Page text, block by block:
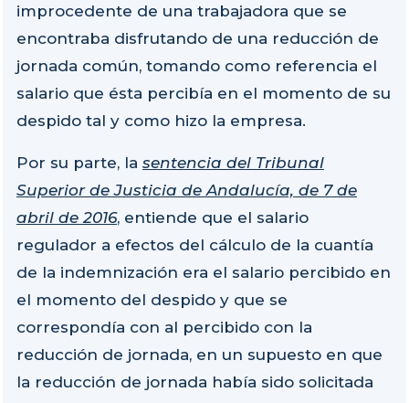
improcedente de una trabajadora que se
encontraba disfrutando de una reducción de
jornada común, tomando como referencia el
salario que ésta percibía en el momento de su
despido tal y como hizo la empresa.
Por su parte, la sentencia del Tribunal
Superior de Justicia de Andalucía, de 7 de
abril de 2016, entiende que el salario
regulador a efectos del cálculo de la cuantía
de la indemnización era el salario percibido en
el momento del despido y que se
correspondía con al percibido con la
reducción de jornada, en un supuesto en que
la reducción de jornada había sido solicitada